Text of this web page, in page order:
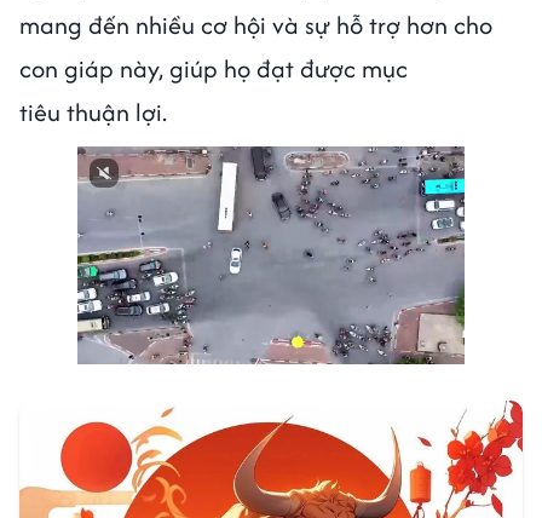
mang đến nhiều cơ hội và sự hỗ trợ hơn cho
con giáp này, giúp họ đạt được mục
tiêu thuận lợi.